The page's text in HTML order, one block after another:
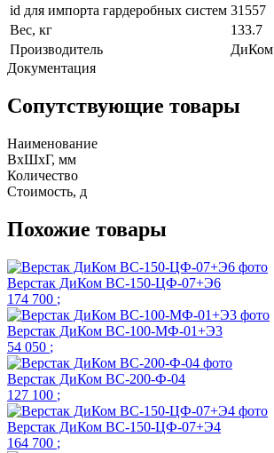
id для импорта гардеробных систем 31557
Вес, кг
133.7
Производитель
ДиКом
Документация
Сопутствующие товары
Наименование
ВхШхГ, мм
Количество
Стоимость, д
Похожие товары
Верстак ДиКом ВС-150-ЦФ-07+Э6
174 700 ;
Верстак ДиКом ВС-100-МФ-01+Э3
54 050 ;
Верстак ДиКом ВС-200-Ф-04
127 100 ;
Верстак ДиКом ВС-150-ЦФ-07+Э4
164 700 ;